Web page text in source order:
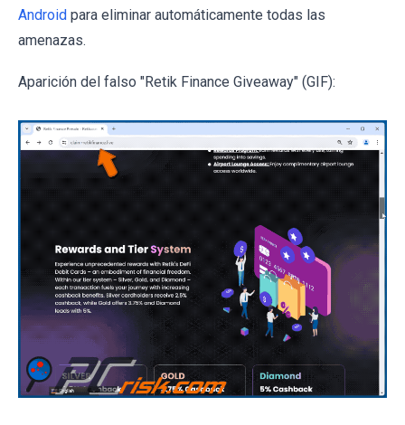
Android para eliminar automáticamente todas las
amenazas.
Aparición del falso "Retik Finance Giveaway" (GIF):